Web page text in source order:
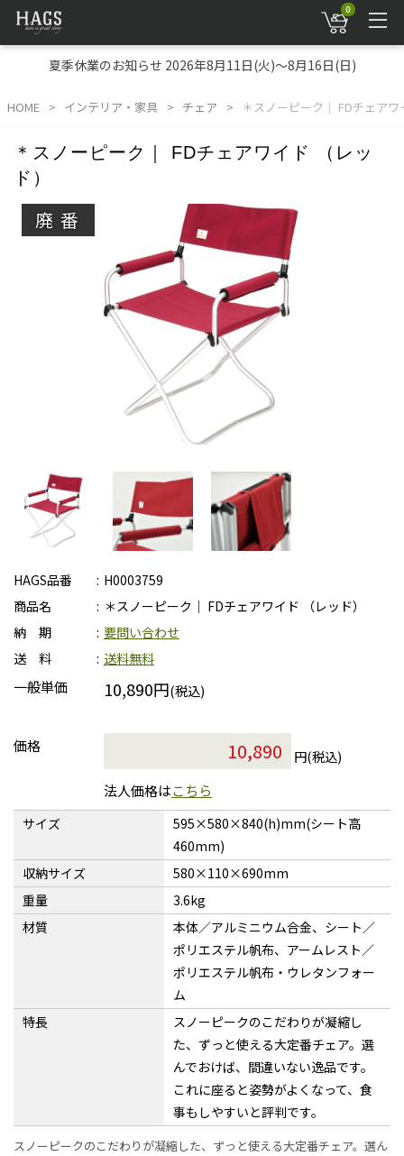
0
夏季休業のお知らせ 2026年8月11日(火)～8月16日(日)
HOME インテリア・家具 チェア ＊スノーピーク｜ FDチェア
＊スノーピーク｜ FDチェアワイド （レッ
ド）
廃番
HAGS品番
H0003759
商品名
＊スノーピーク｜ FDチェアワイド （レッド）
納 期
要問い合わせ
送 料
送料無料
一般単価 10,890円(税込)
価格
円(税込)
法人価格はこちら
サイズ
595×580×840(h)mm(シート高
460mm)
収納サイズ
580×110×690mm
重量
3.6kg
材質
本体／アルミニウム合金、シート／
ポリエステル帆布、アームレスト／
ポリエステル帆布・ウレタンフォー
ム
特長
スノーピークのこだわりが凝縮し
た、ずっと使える大定番チェア。選
んでおけば、間違いない逸品です。
これに座ると姿勢がよくなって、食
事もしやすいと評判です。
スノーピークのこだわりが凝縮した、ずっと使える大定番チェア。選ん